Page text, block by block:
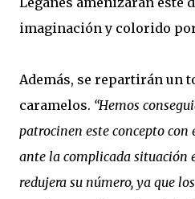
imaginación y colorido
Además, se repartirán un
caramelos. “Hemos
patrocinen este concepto con
ante la complicada situación
redujera su número, ya que